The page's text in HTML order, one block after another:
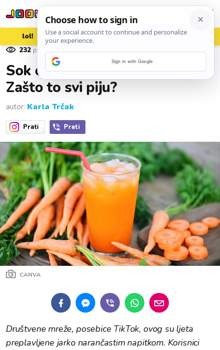
lol! aww vrh!
woot?!
232 pregleda 07. srpnja 2026.
Sok od mrkve i kokosova voda:
Zašto to svi piju?
autor: Karla Trčak
Prati Prati
CANVA
Društvene mreže, posebice TikTok, ovog su ljeta
preplavljene jarko narančastim napitkom. Korisnici
Sign in with Google